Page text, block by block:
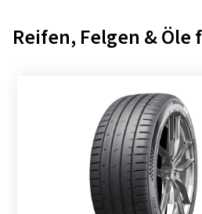
Reifen, Felgen & Öle